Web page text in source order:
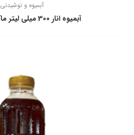
آبمیوه و نوشیدنی
آبمیوه انار 300 ميلي ليتر ماكسيتو پاكبان